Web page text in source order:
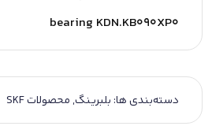
bearing KDN.KB090XP0
دسته‌بندی ها: بلبرینگ,محصولات SKF